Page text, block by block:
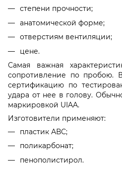
степени прочности;
анатомической форме;
отверстиям вентиляции;
цене.
Самая важная
сопротивление по пробою.
сертификацию по
удара от нее в голову.
маркировкой UIAA.
Изготовители применяют:
пластик АВС;
поликарбонат;
пенополистирол.